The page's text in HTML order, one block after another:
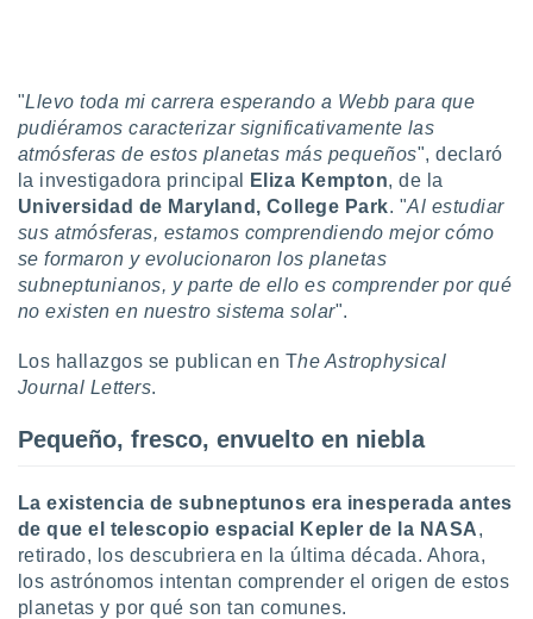
de que
el sitio
se
para
ni para
o
aunque
Puedes
web a
abono
"Llevo toda mi carrera esperando a Webb para que
pudiéramos caracterizar significativamente las
atmósferas de estos planetas más pequeños", declaró
la investigadora principal
Eliza Kempton, de la
Universidad de Maryland, College Park. "Al estudiar
sus atmósferas, estamos comprendiendo mejor cómo
se formaron y evolucionaron los planetas
subneptunianos, y parte de ello es comprender por qué
no existen en nuestro sistema solar".
Los hallazgos se publican en The Astrophysical
Journal Letters.
Pequeño, fresco, envuelto en niebla
La existencia de subneptunos era inesperada antes
de que el telescopio espacial Kepler de la NASA,
retirado, los descubriera en la última década. Ahora,
los astrónomos intentan comprender el origen de estos
planetas y por qué son tan comunes.